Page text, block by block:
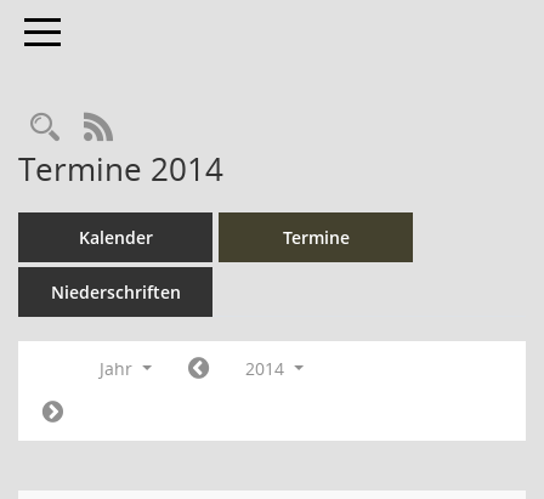
Toggle navigation
Rechercheauswahl
RSS-Feed
Termine 2014
Kalender Termine
Niederschriften
Jahr 2014